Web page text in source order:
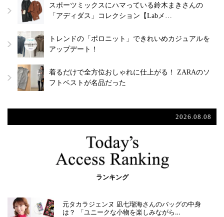
スポーツミックスにハマっている鈴木まきさんの
「アディダス」コレクション【Labメ…
トレンドの「ポロニット」できれいめカジュアルを
アップデート！
着るだけで全方位おしゃれに仕上がる！ ZARAのソ
フトベストが名品だった
2026.08.08
ランキング
元タカラジェンヌ 凪七瑠海さんのバッグの中身
は？ 「ユニークな小物を楽しみながら…